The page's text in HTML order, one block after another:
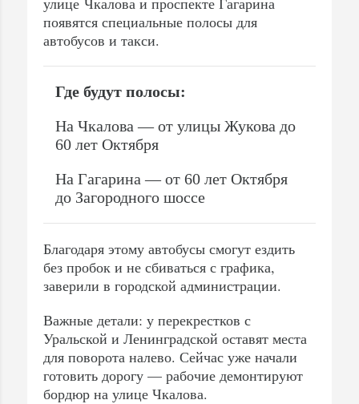
появятся специальные полосы для
автобусов и такси.
Где будут полосы:
На Чкалова — от улицы Жукова до
60 лет Октября
На Гагарина — от 60 лет Октября
до Загородного шоссе
Благодаря этому автобусы смогут ездить
без пробок и не сбиваться с графика,
заверили в городской администрации.
Важные детали: у перекрестков с
Уральской и Ленинградской оставят места
для поворота налево. Сейчас уже начали
готовить дорогу — рабочие демонтируют
бордюр на улице Чкалова.